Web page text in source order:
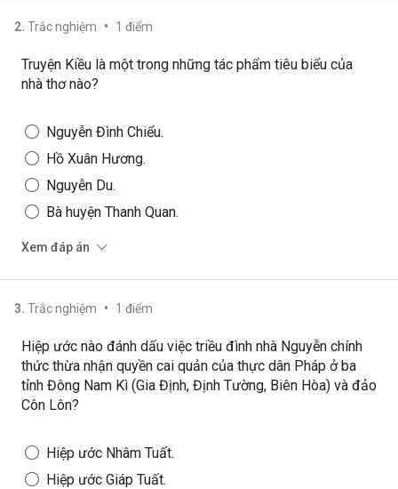
2. Trắc nghiệm • 1 điểm
Truyện Kiều là một trong những tác phẩm tiêu biểu của
nhà thơ nào?
Nguyễn Đình Chiểu.
Hồ Xuân Hương.
Nguyễn Du.
Bà huyện Thanh Quan.
Xem đáp án
3. Trắc nghiệm • 1 điểm
Hiệp ước nào đánh dấu việc triều đình nhà Nguyễn chính
thức thừa nhận quyền cai quản của thực dân Pháp ở ba
tỉnh Đông Nam Kì (Gia Định, Định Tường, Biên Hòa) và đảo
Côn Lôn?
Hiệp ước Nhâm Tuất.
Hiệp ước Giáp Tuất.